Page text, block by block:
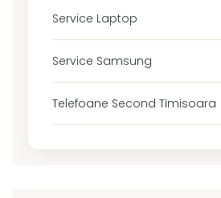
Service Laptop
Service Samsung
Telefoane Second Timisoara